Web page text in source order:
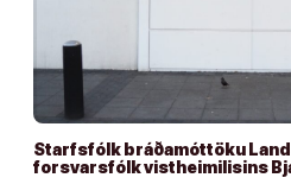
Starfsfólk bráðamóttöku
forsvarsfólk vistheimilisins